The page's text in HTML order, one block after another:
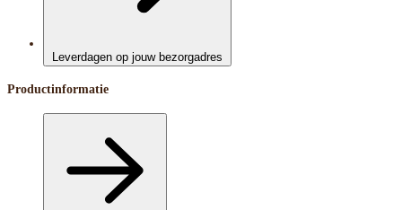
Leverdagen op jouw bezorgadres
Productinformatie